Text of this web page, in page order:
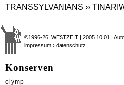
TRANSSYLVANIANS ››
©1996-26 WESTZEIT | 2005.10.01 |
impressum › datenschutz
Konserven
olymp